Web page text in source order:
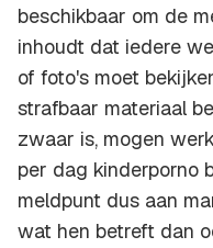
beschikbaar om de
inhoudt dat iedere
of foto's moet
strafbaar materiaal
zwaar is, mogen
per dag kinderporno
meldpunt dus aan
wat hen betreft dan